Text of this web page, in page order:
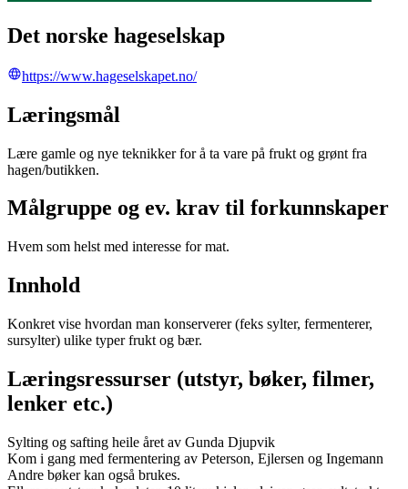
Det norske hageselskap
https://www.hageselskapet.no/
Læringsmål
Lære gamle og nye teknikker for å ta vare på frukt og grønt fra
hagen/butikken.
Målgruppe og ev. krav til forkunnskaper
Hvem som helst med interesse for mat.
Innhold
Konkret vise hvordan man konserverer (feks sylter, fermenterer,
sursylter) ulike typer frukt og bær.
Læringsressurser (utstyr, bøker, filmer,
lenker etc.)
Sylting og safting heile året av Gunda Djupvik
Kom i gang med fermentering av Peterson, Ejlersen og Ingemann
Andre bøker kan også brukes.